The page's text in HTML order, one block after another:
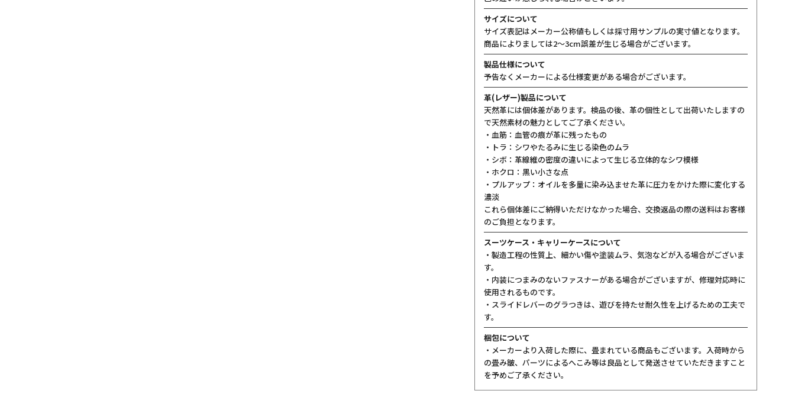
サイズについて
サイズ表記はメーカー公称値もしくは採寸用サンプルの実寸値となります。
商品によりましては2〜3cm誤差が生じる場合がございます。
製品仕様について
予告なくメーカーによる仕様変更がある場合がございます。
革(レザー)製品について
天然革には個体差があります。検品の後、革の個性として出荷いたしますの
で天然素材の魅力としてご了承ください。
・血筋：血管の痕が革に残ったもの
・トラ：シワやたるみに生じる染色のムラ
・シボ：革線維の密度の違いによって生じる立体的なシワ模様
・ホクロ：黒い小さな点
・プルアップ：オイルを多量に染み込ませた革に圧力をかけた際に変化する
濃淡
これら個体差にご納得いただけなかった場合、交換返品の際の送料はお客様
のご負担となります。
スーツケース・キャリーケースについて
・製造工程の性質上、細かい傷や塗装ムラ、気泡などが入る場合がございま
す。
・内装につまみのないファスナーがある場合がございますが、修理対応時に
使用されるものです。
・スライドレバーのグラつきは、遊びを持たせ耐久性を上げるための工夫で
す。
梱包について
・メーカーより入荷した際に、畳まれている商品もございます。入荷時から
の畳み皺、パーツによるへこみ等は良品として発送させていただきますこと
を予めご了承ください。